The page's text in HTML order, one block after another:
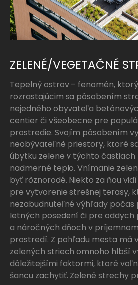
ZELENÉ/VEGETAČNÉ
Tepelný ostrov – fenomén,
rozrastajúcim sa pôsobením
nejedného obyvateľa
centier či všeobecne pre
prostredie. Svojím pôsobením
neobývateľné priestory, ktoré
úbytku zelene v týchto častiach
nadmerné teplo. Vnímanie
byť rôznorodé. Niekto za ňou
pre vytvorenie strešnej terasy,
nezabudnuteľné výhľady počas
letných posedení či pre oddych
a náročných dňoch v
prostredí. Z pohľadu mesta má
zelených striech omnoho hlbší
dôležitejšími faktormi, ktoré
šancu zachytiť. Zelené strechy